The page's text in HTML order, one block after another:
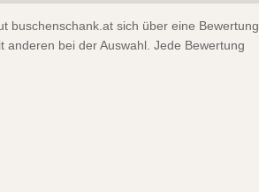
buschenschank.at sich über eine Bewertung.
bei der Auswahl. Jede Bewertung